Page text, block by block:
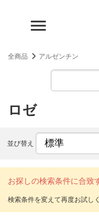
全商品 アルゼンチン
ロゼ
並び替え
お探しの検索条件に合致